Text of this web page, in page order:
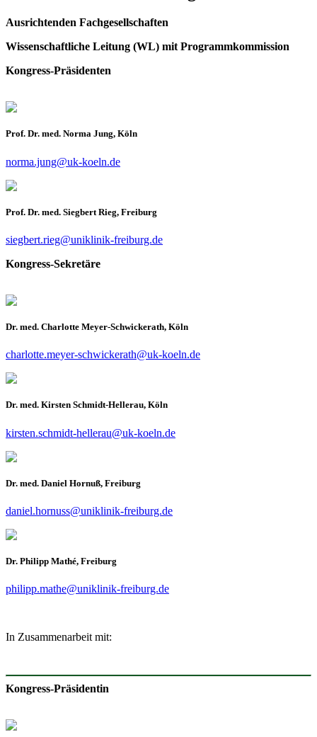
Ausrichtenden Fachgesellschaften
Wissenschaftliche Leitung (WL) mit Programmkommission
Kongress-Präsidenten
Prof. Dr. med. Norma Jung, Köln
norma.jung@uk-koeln.de
Prof. Dr. med. Siegbert Rieg, Freiburg
siegbert.rieg@uniklinik-freiburg.de
Kongress-Sekretäre
Dr. med. Charlotte Meyer-Schwickerath, Köln
charlotte.meyer-schwickerath@uk-koeln.de
Dr. med. Kirsten Schmidt-Hellerau, Köln
kirsten.schmidt-hellerau@uk-koeln.de
Dr. med. Daniel Hornuß, Freiburg
daniel.hornuss@uniklinik-freiburg.de
Dr. Philipp Mathé, Freiburg
philipp.mathe@uniklinik-freiburg.de
In Zusammenarbeit mit:
Kongress-Präsidentin